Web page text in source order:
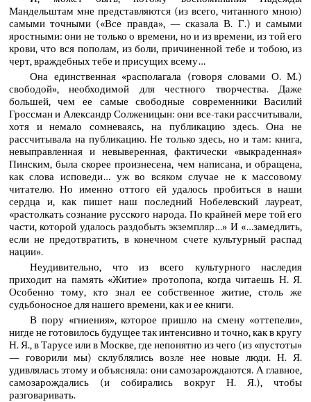
Мандельштам мне представляются (из всего, читанного мною)
самыми точными («Все правда», — сказала В. Г.) и самыми
яростными: они не только о времени, но и из времени, из той его
крови, что вся пополам, из боли, причиненной тебе и тобою, из
черт, враждебных тебе и присущих всему…
Она единственная «располагала (говоря словами О. М.)
свободой», необходимой для честного творчества. Даже
большей, чем ее самые свободные современники Василий
Гроссман и Александр Солженицын: они все-таки рассчитывали,
хотя и немало сомневаясь, на публикацию здесь. Она не
рассчитывала на публикацию. Не только здесь, но и там: книга,
невыправленная и невыверенная, фактически «выкраденная»
Пинским, была скорее произнесена, чем написана, и обращена,
как слова исповеди… уж во всяком случае не к массовому
читателю. Но именно оттого ей удалось пробиться в наши
сердца и, как пишет наш последний Нобелевский лауреат,
«растолкать сознание русского народа. По крайней мере той его
части, которой удалось раздобыть экземпляр…» И «…замедлить,
если не предотвратить, в конечном счете культурный распад
нации».
Неудивительно, что из всего культурного наследия
приходит на память «Житие» протопопа, когда читаешь Н. Я.
Особенно тому, кто знал ее собственное житие, столь же
судьбоносное для нашего времени, как и ее книги.
В пору «гниения», которое пришло на смену «оттепели»,
нигде не готовилось будущее так интенсивно и точно, как в кругу
Н. Я., в Тарусе или в Москве, где непонятно из чего (из «пустоты»
— говорили мы) склублялись возле нее новые люди. Н. Я.
удивлялась этому и объясняла: они самозарождаются. А главное,
самозарождались (и собирались вокруг Н. Я.), чтобы
разговаривать.